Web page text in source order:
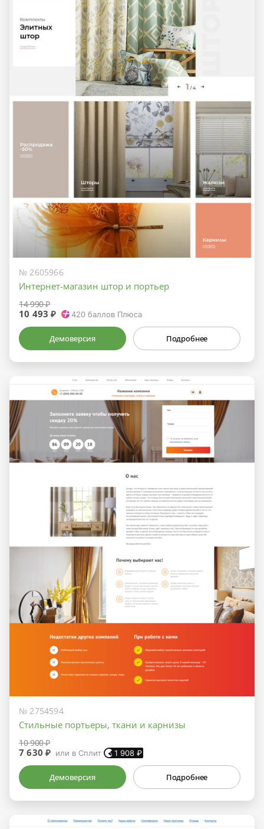
№ 2605966
Интернет-магазин штор и портьер
14 990 ₽
10 493 ₽ 420баллов Плюса
Демоверсия Подробнее
№ 2754594
Стильные портьеры, ткани и карнизы
10 900 ₽
7 630 ₽ или в Сплит 1 908 ₽
Демоверсия Подробнее